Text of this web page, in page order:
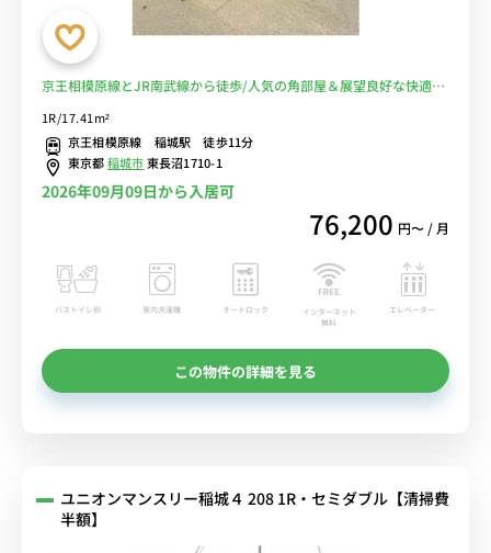
京王相模原線とJR南武線から徒歩/人気の角部屋＆展望良好な快適空
べるWi-Fi格安レンタル中！
1R/17.41m²
京王相模原線 稲城駅 徒歩11分
東京都稲城市東長沼1710-1
2026年09月09日から入居可
76,200 円〜 / 月
バストイレ別 室内洗濯機 オートロック
インターネット
無料
エレベーター
この物件の詳細を見る
ユニオンマンスリー稲城４ 208 1R・セミダブル【清掃費
半額】